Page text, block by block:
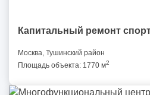
Капитальный ремонт
Москва, Тушинский район
Площадь объекта: 1770 м2